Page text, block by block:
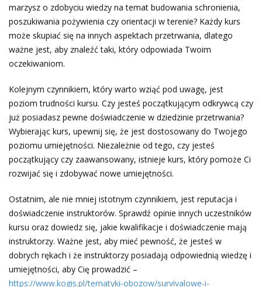
marzysz o zdobyciu wiedzy na temat budowania schronienia,
poszukiwania pożywienia czy orientacji w terenie? Każdy kurs
może skupiać się na innych aspektach przetrwania, dlatego
ważne jest, aby znaleźć taki, który odpowiada Twoim
oczekiwaniom.
Kolejnym czynnikiem, który warto wziąć pod uwagę, jest
poziom trudności kursu. Czy jesteś początkującym odkrywcą czy
już posiadasz pewne doświadczenie w dziedzinie przetrwania?
Wybierając kurs, upewnij się, że jest dostosowany do Twojego
poziomu umiejętności. Niezależnie od tego, czy jesteś
początkujący czy zaawansowany, istnieje kurs, który pomoże Ci
rozwijać się i zdobywać nowe umiejętności.
Ostatnim, ale nie mniej istotnym czynnikiem, jest reputacja i
doświadczenie instruktorów. Sprawdź opinie innych uczestników
kursu oraz dowiedz się, jakie kwalifikacje i doświadczenie mają
instruktorzy. Ważne jest, aby mieć pewność, że jesteś w
dobrych rękach i że instruktorzy posiadają odpowiednią wiedzę i
umiejętności, aby Cię prowadzić –
https://www.kogis.pl/tematyki-obozow/survivalowe-i-